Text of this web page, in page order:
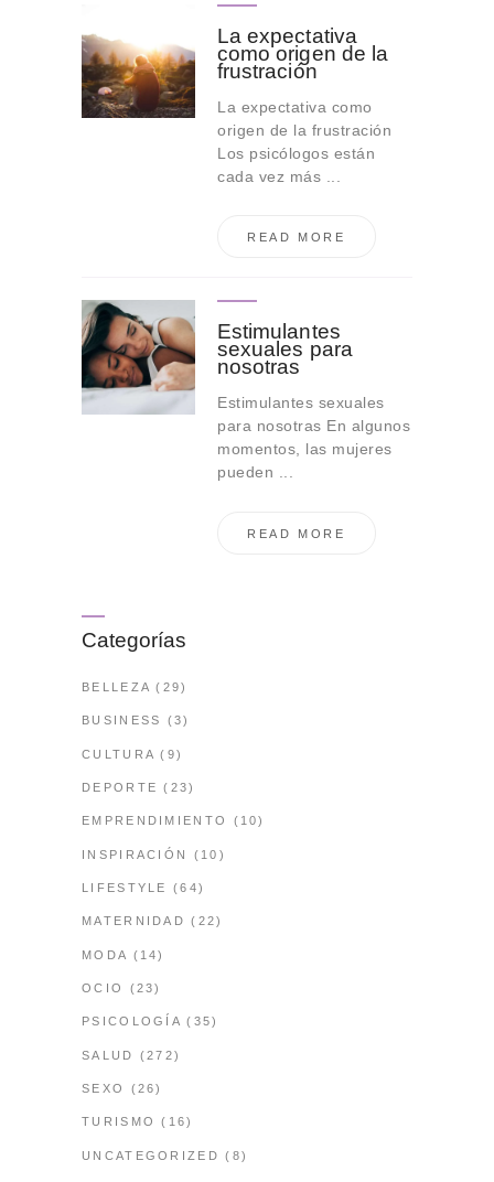
La expectativa
como origen de la
frustración
La expectativa como
origen de la frustración
Los psicólogos están
cada vez más ...
READ MORE
Estimulantes
sexuales para
nosotras
Estimulantes sexuales
para nosotras En algunos
momentos, las mujeres
pueden ...
READ MORE
Categorías
BELLEZA (29)
BUSINESS (3)
CULTURA (9)
DEPORTE (23)
EMPRENDIMIENTO (10)
INSPIRACIÓN (10)
LIFESTYLE (64)
MATERNIDAD (22)
MODA (14)
OCIO (23)
PSICOLOGÍA (35)
SALUD (272)
SEXO (26)
TURISMO (16)
UNCATEGORIZED (8)